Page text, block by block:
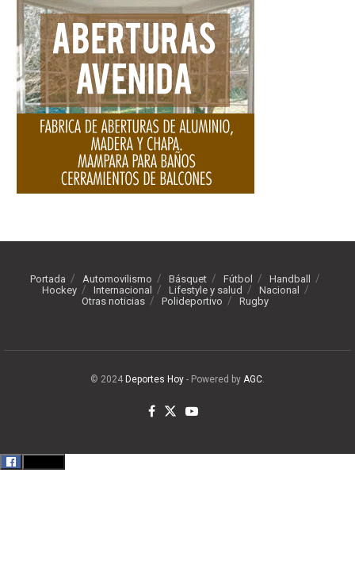
Portada Automovilismo Básquet Fútbol
Handball
Hockey
Internacional Lifestyle y salud
Nacional
Otras noticias
Polideportivo Rugby
© 2024 Deportes Hoy - Powered by AGC.